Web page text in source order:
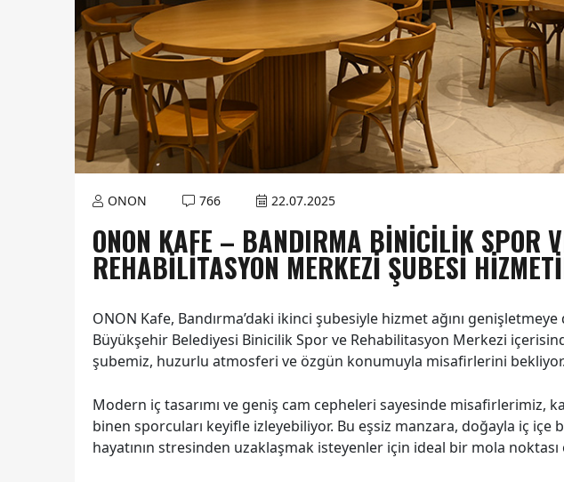
ONON 766 22.07.2025
ONON KAFE – BANDIRMA BINICILIK SPOR
REHABILITASYON MERKEZI ŞUBESI
ONON Kafe, Bandırma’daki ikinci şubesiyle hizmet ağını
Büyükşehir Belediyesi Binicilik Spor ve Rehabilitasyon Merkezi
şubemiz, huzurlu atmosferi ve özgün konumuyla misafirlerini bekliyor.
Modern iç tasarımı ve geniş cam cepheleri sayesinde misafirlerimiz,
binen sporcuları keyifle izleyebiliyor. Bu eşsiz manzara, doğayla iç
hayatının stresinden uzaklaşmak isteyenler için ideal bir mola